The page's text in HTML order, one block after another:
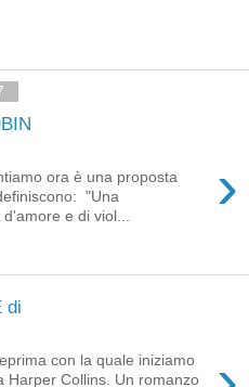
›
ora è una proposta
"Una
e di viol...
di
con la quale iniziamo
Harper Collins. Un romanzo